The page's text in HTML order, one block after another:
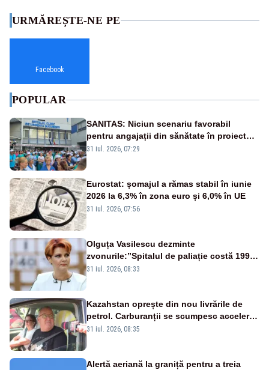
URMĂREȘTE-NE PE
Facebook
POPULAR
SANITAS: Niciun scenariu favorabil
pentru angajații din sănătate în proiectul
Legii salarizării
31 iul. 2026, 07:29
Eurostat: șomajul a rămas stabil în iunie
2026 la 6,3% în zona euro și 6,0% în UE
31 iul. 2026, 07:56
Olguța Vasilescu dezminte
zvonurile:”Spitalul de paliație costă 199
de milioane de euro, nu 500 de milioane”
31 iul. 2026, 08:33
Kazahstan oprește din nou livrările de
petrol. Carburanții se scumpesc accelerat,
iar românii plătesc nota de plată
31 iul. 2026, 08:35
Alertă aeriană la graniță pentru a treia